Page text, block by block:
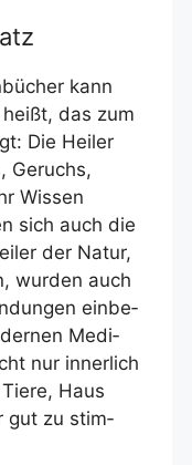
kann
das zum
Die Hei­ler
Geruchs,
Wis­sen
sich auch die
der Natur,
wur­den auch
ein­be­
Medi­
nur inner­lich
Haus
gut zu stim­